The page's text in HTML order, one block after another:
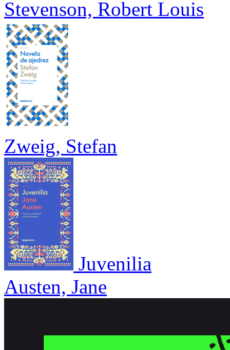
Stevenson, Robert Louis
Zweig, Stefan
Juvenilia
Austen, Jane